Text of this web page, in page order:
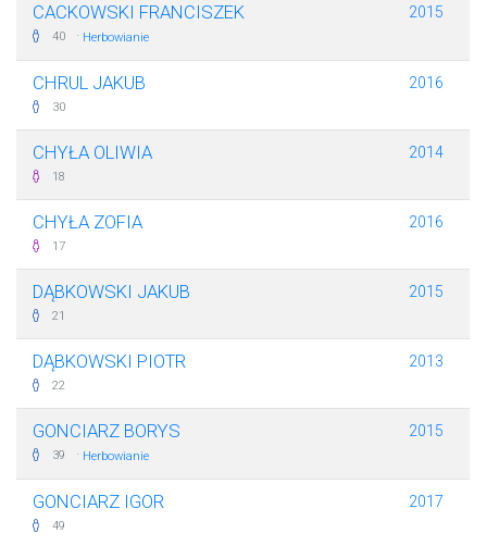
CACKOWSKI FRANCISZEK
40 · Herbowianie
2015
CHRUL JAKUB
30
2016
CHYŁA OLIWIA
18
2014
CHYŁA ZOFIA
17
2016
DĄBKOWSKI JAKUB
21
2015
DĄBKOWSKI PIOTR
22
2013
GONCIARZ BORYS
39 · Herbowianie
2015
GONCIARZ IGOR
49
2017